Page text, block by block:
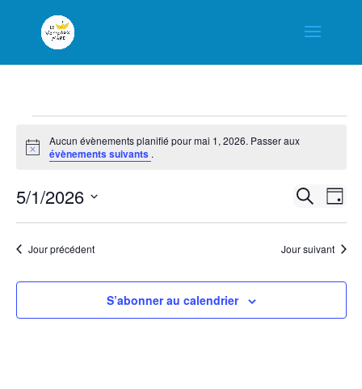
Évènements
for
mai
1,
2026
Notice
Aucun évènements planifié pour mai 1, 2026. Passer aux
évènements suivants .
et
de
Recherche
de
Jour
5/1/2026
Sélectionnez
une
date.
Jour précédent Jour suivant
S’abonner au calendrier